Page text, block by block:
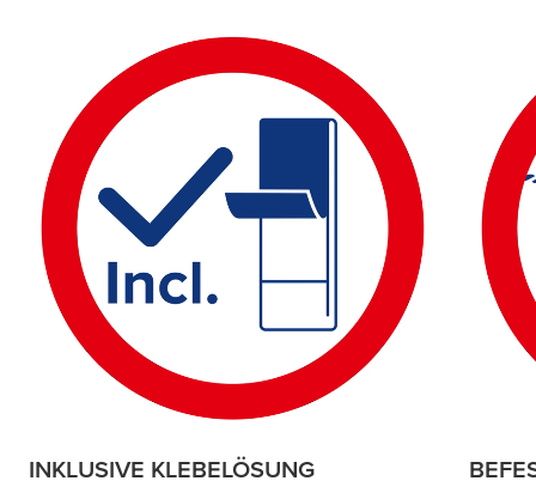
INKLUSIVE KLEBELÖSUNG